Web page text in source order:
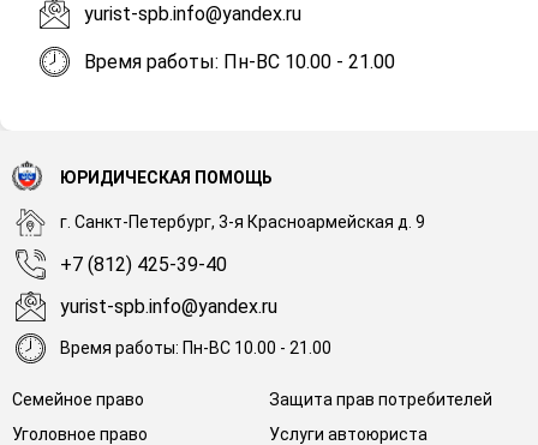
yurist-spb.info@yandex.ru
Время работы: Пн-ВС 10.00 - 21.00
Семейное право
Защита прав потребителей
Уголовное право
Услуги автоюриста
ЮРИДИЧЕСКАЯ ПОМОЩЬ
г. Санкт-Петербург, 3-я Красноармейская д. 9
+7 (812) 425-39-40
yurist-spb.info@yandex.ru
Время работы: Пн-ВС 10.00 - 21.00